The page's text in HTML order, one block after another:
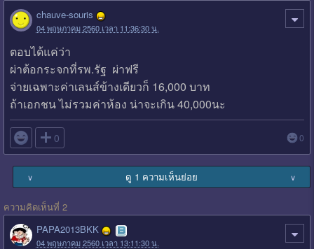
chauve-souris
04 พฤษภาคม 2560 เวลา 11:36:30 น.
ตอบได้แค่ว่า
ผ่าต้อกระจกที่รพ.รัฐ ผ่าฟรี
จ่ายเฉพาะค่าเลนส์ข้างเดียวก็ 16,000 บาท
ถ้าเอกชน ไม่รวมค่าห้อง น่าจะเกิน 40,000นะ
 0 0
∨ ดู 1 ความเห็นย่อย ∨
ความคิดเห็นที่ 2
PAPA2013BKK
04 พฤษภาคม 2560 เวลา 13:11:30 น.